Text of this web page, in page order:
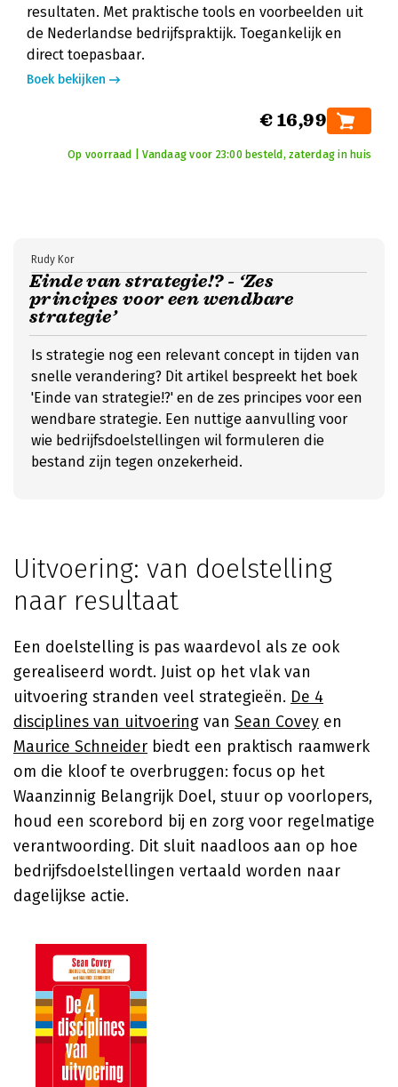
resultaten. Met praktische tools en voorbeelden uit
de Nederlandse bedrijfspraktijk. Toegankelijk en
direct toepasbaar.
Boek bekijken
€ 16,99
Op voorraad | Vandaag voor 23:00 besteld, zaterdag in huis
Einde van strategie!? - ‘Zes
principes voor een wendbare
strategie’
Rudy Kor
Is strategie nog een relevant concept in tijden van
snelle verandering? Dit artikel bespreekt het boek
'Einde van strategie!?' en de zes principes voor een
wendbare strategie. Een nuttige aanvulling voor
wie bedrijfsdoelstellingen wil formuleren die
bestand zijn tegen onzekerheid.
Uitvoering: van doelstelling
naar resultaat
Een doelstelling is pas waardevol als ze ook
gerealiseerd wordt. Juist op het vlak van
uitvoering stranden veel strategieën. De 4
disciplines van uitvoering van Sean Covey en
Maurice Schneider biedt een praktisch raamwerk
om die kloof te overbruggen: focus op het
Waanzinnig Belangrijk Doel, stuur op voorlopers,
houd een scorebord bij en zorg voor regelmatige
verantwoording. Dit sluit naadloos aan op hoe
bedrijfsdoelstellingen vertaald worden naar
dagelijkse actie.